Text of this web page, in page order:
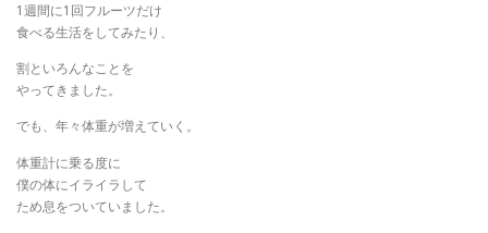
1週間に1回フルーツだけ
食べる生活をしてみたり、
割といろんなことを
やってきました。
でも、年々体重が増えていく。
体重計に乗る度に
僕の体にイライラして
ため息をついていました。